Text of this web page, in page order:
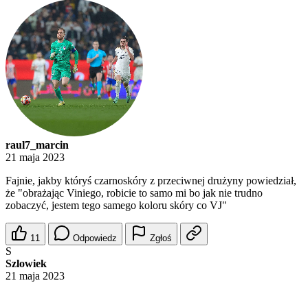
raul7_marcin
21 maja 2023
Fajnie, jakby któryś czarnoskóry z przeciwnej drużyny powiedział,
że "obrażając Viniego, robicie to samo mi bo jak nie trudno
zobaczyć, jestem tego samego koloru skóry co VJ"
11 Odpowiedz Zgłoś
S
Szlowiek
21 maja 2023